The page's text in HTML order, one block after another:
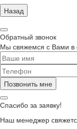
Назад
Обратный звонок
Мы свяжемся с Вами в
Позвонить мне
Спасибо за заявку!
Наш менеджер